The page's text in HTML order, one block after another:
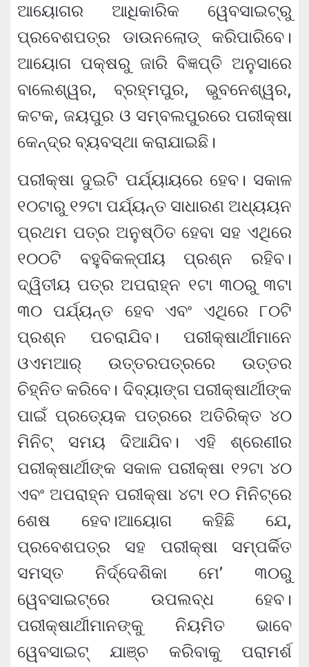
ଆୟୋଗର ଆଧିକାରିକ ୱେବସାଇଟ୍‌ରୁ
ପ୍ରବେଶପତ୍ର ଡାଉନଲୋଡ୍ କରିପାରିବେ।
ଆୟୋଗ ପକ୍ଷରୁ ଜାରି ବିଜ୍ଞପ୍ତି ଅନୁସାରେ
ବାଲେଶ୍ୱର, ବ୍ରହ୍ମପୁର, ଭୁବନେଶ୍ୱର,
କଟକ, ଜୟପୁର ଓ ସମ୍ବଲପୁରରେ ପରୀକ୍ଷା
କେନ୍ଦ୍ର ବ୍ୟବସ୍ଥା କରାଯାଇଛି।
ପରୀକ୍ଷା ଦୁଇଟି ପର୍ଯ୍ୟାୟରେ ହେବ। ସକାଳ
୧୦ଟାରୁ ୧୨ଟା ପର୍ଯ୍ୟନ୍ତ ସାଧାରଣ ଅଧ୍ୟୟନ
ପ୍ରଥମ ପତ୍ର ଅନୁଷ୍ଠିତ ହେବା ସହ ଏଥିରେ
୧୦୦ଟି ବହୁବିକଳ୍ପୀୟ ପ୍ରଶ୍ନ ରହିବ।
ଦ୍ୱିତୀୟ ପତ୍ର ଅପରାହ୍ନ ୧ଟା ୩୦ରୁ ୩ଟା
୩୦ ପର୍ଯ୍ୟନ୍ତ ହେବ ଏବଂ ଏଥିରେ ୮୦ଟି
ପ୍ରଶ୍ନ ପଚରାଯିବ। ପରୀକ୍ଷାର୍ଥୀମାନେ
ଓଏମଆର୍ ଉତ୍ତରପତ୍ରରେ ଉତ୍ତର
ଚିହ୍ନିତ କରିବେ। ଦିବ୍ୟାଙ୍ଗ ପରୀକ୍ଷାର୍ଥୀଙ୍କ
ପାଇଁ ପ୍ରତ୍ୟେକ ପତ୍ରରେ ଅତିରିକ୍ତ ୪୦
ମିନିଟ୍ ସମୟ ଦିଆଯିବ। ଏହି ଶ୍ରେଣୀର
ପରୀକ୍ଷାର୍ଥୀଙ୍କ ସକାଳ ପରୀକ୍ଷା ୧୨ଟା ୪୦
ଏବଂ ଅପରାହ୍ନ ପରୀକ୍ଷା ୪ଟା ୧୦ ମିନିଟ୍‌ରେ
ଶେଷ ହେବ।ଆୟୋଗ କହିଛି ଯେ,
ପ୍ରବେଶପତ୍ର ସହ ପରୀକ୍ଷା ସମ୍ପର୍କିତ
ସମସ୍ତ ନିର୍ଦ୍ଦେଶିକା ମେ’ ୩୦ରୁ
ୱେବସାଇଟ୍‌ରେ ଉପଲବ୍ଧ ହେବ।
ପରୀକ୍ଷାର୍ଥୀମାନଙ୍କୁ ନିୟମିତ ଭାବେ
ୱେବସାଇଟ୍ ଯାଞ୍ଚ କରିବାକୁ ପରାମର୍ଶ